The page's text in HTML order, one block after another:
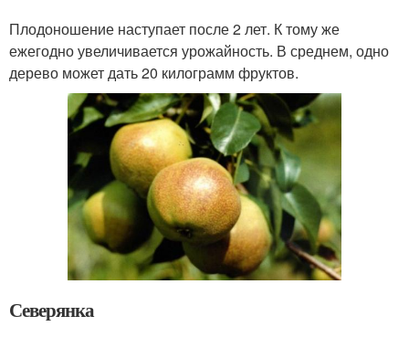
Плодоношение наступает после 2 лет. К тому же
ежегодно увеличивается урожайность. В среднем, одно
дерево может дать 20 килограмм фруктов.
Северянка